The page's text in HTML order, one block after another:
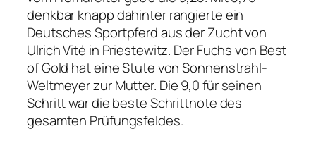
denkbar knapp dahinter rangierte ein
Deutsches Sportpferd aus der Zucht von
Ulrich Vité in Priestewitz. Der Fuchs von Best
of Gold hat eine Stute von Sonnenstrahl-
Weltmeyer zur Mutter. Die 9,0 für seinen
Schritt war die beste Schrittnote des
gesamten Prüfungsfeldes.